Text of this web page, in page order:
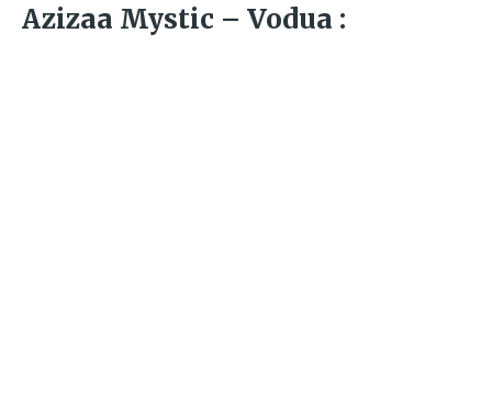
Azizaa Mystic – Vodua :